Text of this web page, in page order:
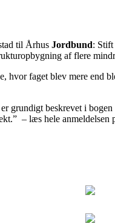
til Århus Jordbund:
af flere
hvor faget blev mere end
grundigt beskrevet i
– læs hele anmeldelsen